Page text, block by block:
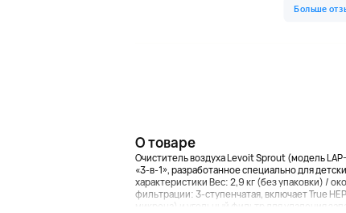
О товаре
Очиститель воздуха Levoit Sprout (модель
«3-в-1», разработанное специально для
характеристики Вес: 2,9 кг (без упаковки) /
фильтрации: 3-ступенчатая, включает True
микрона) и угольный фильтр для удаления